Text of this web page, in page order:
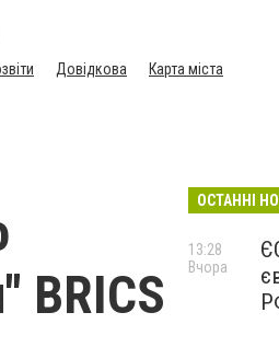
Довідкова
Карта міста
BRICS
ОСТАННІ
13:28
Вчора